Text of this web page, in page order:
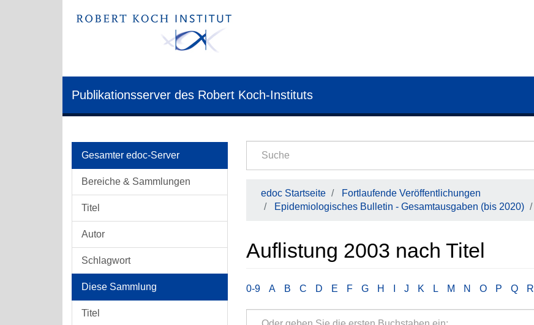
Publikationsserver des Robert Koch-Instituts
Gesamter edoc-Server
Bereiche & Sammlungen
Titel
Autor
Schlagwort
Diese Sammlung
Titel
edoc Startseite
Fortlaufende Veröffentlichungen
Epidemiologisches Bulletin - Gesamtausgaben (bis 2020)
Auflistung 2003 nach Titel
0-9 A B C D E F G H J K L M N O P Q R